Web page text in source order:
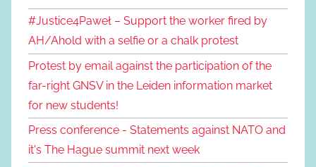
#Justice4Paweł – Support the worker fired by
AH/Ahold with a selfie or a chalk protest
Protest by email against the participation of the
far-right GNSV in the Leiden information market
for new students!
Press conference - Statements against NATO and
it's The Hague summit next week